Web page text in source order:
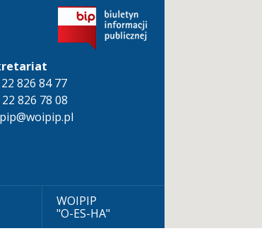
826 84 77
826 78 08
WOIPIP
"O-ES-HA"